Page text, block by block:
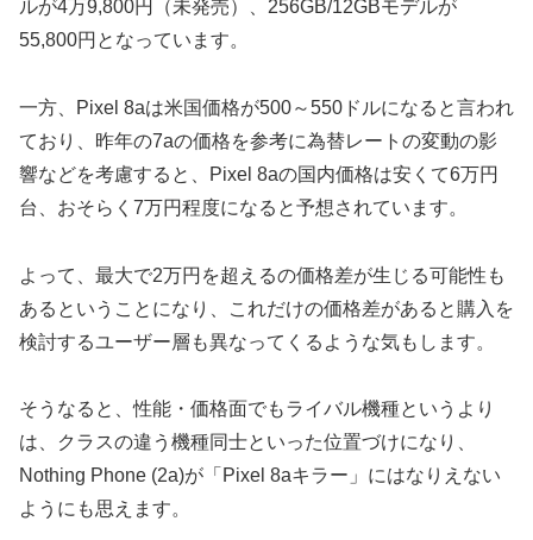
ルが4万9,800円（未発売）、256GB/12GBモデルが
55,800円となっています。
一方、Pixel 8aは米国価格が500～550ドルになると言われ
ており、昨年の7aの価格を参考に為替レートの変動の影
響などを考慮すると、Pixel 8aの国内価格は安くて6万円
台、おそらく7万円程度になると予想されています。
よって、最大で2万円を超えるの価格差が生じる可能性も
あるということになり、これだけの価格差があると購入を
検討するユーザー層も異なってくるような気もします。
そうなると、性能・価格面でもライバル機種というより
は、クラスの違う機種同士といった位置づけになり、
Nothing Phone (2a)が「Pixel 8aキラー」にはなりえない
ようにも思えます。